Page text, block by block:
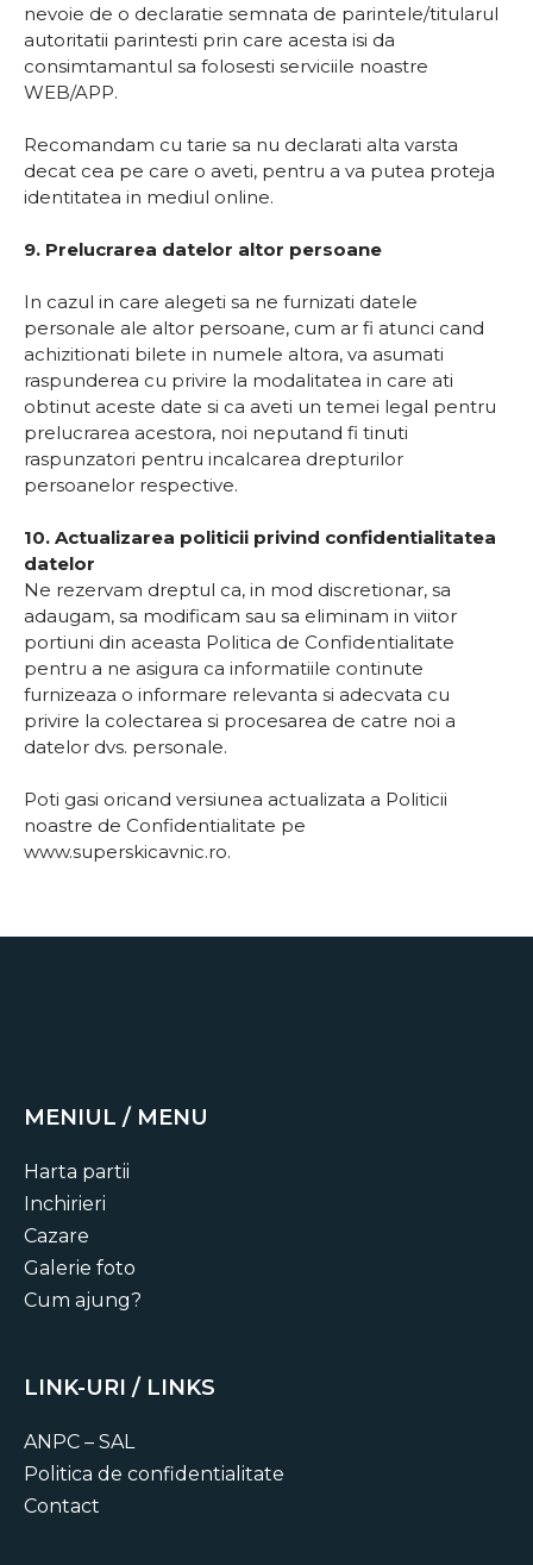
nevoie de o declaratie semnata de parintele/titularul
autoritatii parintesti prin care acesta isi da
consimtamantul sa folosesti serviciile noastre
WEB/APP.
Recomandam cu tarie sa nu declarati alta varsta
decat cea pe care o aveti, pentru a va putea proteja
identitatea in mediul online.
9. Prelucrarea datelor altor persoane
In cazul in care alegeti sa ne furnizati datele
personale ale altor persoane, cum ar fi atunci cand
achizitionati bilete in numele altora, va asumati
raspunderea cu privire la modalitatea in care ati
obtinut aceste date si ca aveti un temei legal pentru
prelucrarea acestora, noi neputand fi tinuti
raspunzatori pentru incalcarea drepturilor
persoanelor respective.
10. Actualizarea politicii privind confidentialitatea
datelor
Ne rezervam dreptul ca, in mod discretionar, sa
adaugam, sa modificam sau sa eliminam in viitor
portiuni din aceasta Politica de Confidentialitate
pentru a ne asigura ca informatiile continute
furnizeaza o informare relevanta si adecvata cu
privire la colectarea si procesarea de catre noi a
datelor dvs. personale.
Poti gasi oricand versiunea actualizata a Politicii
noastre de Confidentialitate pe
www.superskicavnic.ro.
MENIUL / MENU
Harta partii
Inchirieri
Cazare
Galerie foto
Cum ajung?
LINK-URI / LINKS
ANPC – SAL
Politica de confidentialitate
Contact